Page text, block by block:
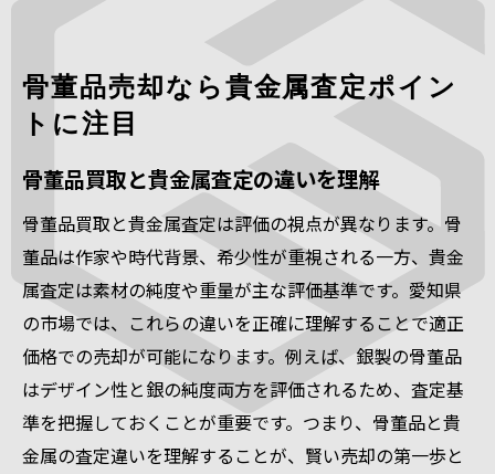
骨董品売却なら貴金属査定ポイン
トに注目
骨董品買取と貴金属査定の違いを理解
骨董品買取と貴金属査定は評価の視点が異なります。骨
董品は作家や時代背景、希少性が重視される一方、貴金
属査定は素材の純度や重量が主な評価基準です。愛知県
の市場では、これらの違いを正確に理解することで適正
価格での売却が可能になります。例えば、銀製の骨董品
はデザイン性と銀の純度両方を評価されるため、査定基
準を把握しておくことが重要です。つまり、骨董品と貴
金属の査定違いを理解することが、賢い売却の第一歩と